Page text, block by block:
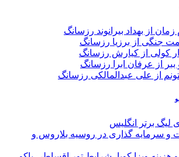
از بهداد بیرانوند رزسانگ
جنگی از برزیا رزسانگ
کولی از کیارش رزسانگ
ببر از عرفان ابرا رزسانگ
از علی عبدالمالکی رزسانگ
لیگ برتر انگلیس
سرمایه گذاری در روسیه بلاروس و